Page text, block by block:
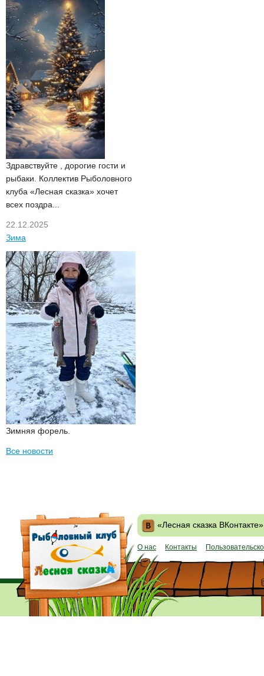
Здравствуйте , дорогие гости и
рыбаки. Коллектив Рыболовного
клуба «Лесная сказка» хочет
всех поздра...
22.12.2025
Зима
Зимняя форель.
Все новости
«Лесная сказка ВКонтакте»
О нас Контакты